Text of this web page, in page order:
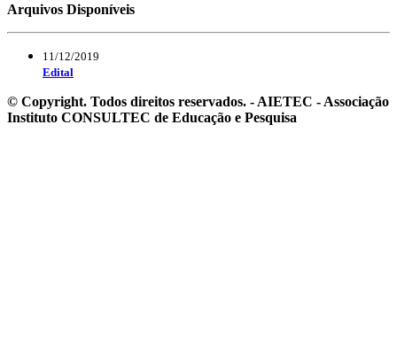
Arquivos Disponíveis
11/12/2019
Edital
© Copyright. Todos direitos reservados. - AIETEC - Associação
Instituto CONSULTEC de Educação e Pesquisa